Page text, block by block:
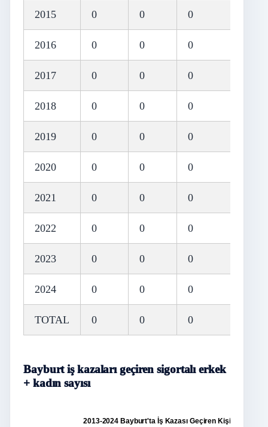
2015 0 0 0
2016 0 0 0
2017 0 0 0
2018 0 0 0
2019 0 0 0
2020 0 0 0
2021 0 0 0
2022 0 0 0
2023 0 0 0
2024 0 0 0
TOTAL 0 0 0
Bayburt iş kazaları geçiren sigortalı erkek
+ kadın sayısı
2013-2024 Bayburt'ta İş Kazası Geçiren Kişi Sayısı